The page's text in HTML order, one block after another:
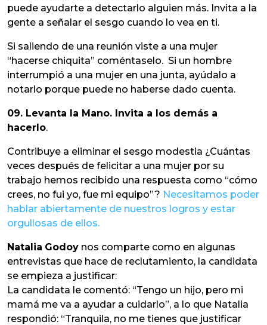
puede ayudarte a detectarlo alguien más. Invita a la
gente a señalar el sesgo cuando lo vea en ti.
Si saliendo de una reunión viste a una mujer
“hacerse chiquita” coméntaselo. Si un hombre
interrumpió a una mujer en una junta, ayúdalo a
notarlo porque puede no haberse dado cuenta.
09. Levanta la Mano. Invita a los demás a
hacerlo.
Contribuye a eliminar el sesgo modestia ¿Cuántas
veces después de felicitar a una mujer por su
trabajo hemos recibido una respuesta como “cómo
crees, no fui yo, fue mi equipo”? Necesitamos poder
hablar abiertamente de nuestros logros y estar
orgullosas de ellos.
Natalia Godoy nos comparte como en algunas
entrevistas que hace de reclutamiento, la candidata
se empieza a justificar:
La candidata le comentó: “Tengo un hijo, pero mi
mamá me va a ayudar a cuidarlo”, a lo que Natalia
respondió: “Tranquila, no me tienes que justificar